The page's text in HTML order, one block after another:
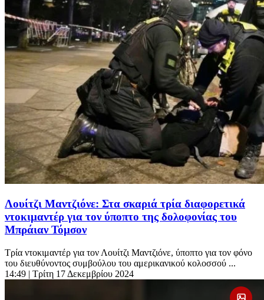
Λουίτζι Μαντζιόνε: Στα σκαριά τρία διαφορετικά
ντοκιμαντέρ για τον ύποπτο της δολοφονίας του
Μπράιαν Τόμσον
Τρία ντοκιμαντέρ για τον Λουίτζι Μαντζιόνε, ύποπτο για τον φόνο
του διευθύνοντος συμβούλου του αμερικανικού κολοσσού ...
14:49 | Τρίτη 17 Δεκεμβρίου 2024